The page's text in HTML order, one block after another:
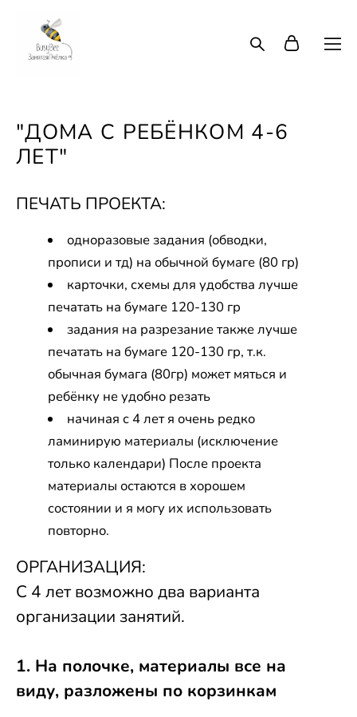
"ДОМА С РЕБЁНКОМ 4-6
ЛЕТ"
ПЕЧАТЬ ПРОЕКТА:
одноразовые задания (обводки,
прописи и тд) на обычной бумаге (80 гр)
карточки, схемы для удобства лучше
печатать на бумаге 120-130 гр
задания на разрезание также лучше
печатать на бумаге 120-130 гр, т.к.
обычная бумага (80гр) может мяться и
ребёнку не удобно резать
начиная с 4 лет я очень редко
ламинирую материалы (исключение
только календари) После проекта
материалы остаются в хорошем
состоянии и я могу их использовать
повторно.
ОРГАНИЗАЦИЯ:
С 4 лет возможно два варианта
организации занятий.
1. На полочке, материалы все на
виду, разложены по корзинкам